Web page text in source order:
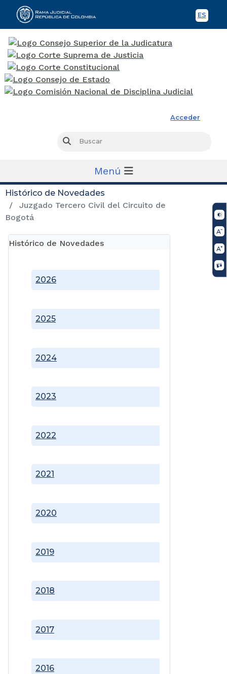
ES
Acceder
Buscar
Menú
Histórico de Novedades
Juzgado Tercero Civil del Circuito de
Bogotá
Histórico de Novedades
2016
2017
2018
2019
2020
2021
2022
2023
2024
2025
2026